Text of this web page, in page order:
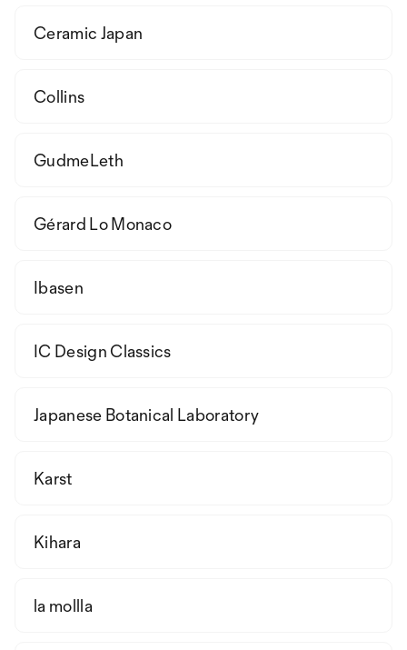
Ceramic Japan
Collins
GudmeLeth
Gérard Lo Monaco
Ibasen
IC Design Classics
Japanese Botanical Laboratory
Karst
Kihara
la mollla